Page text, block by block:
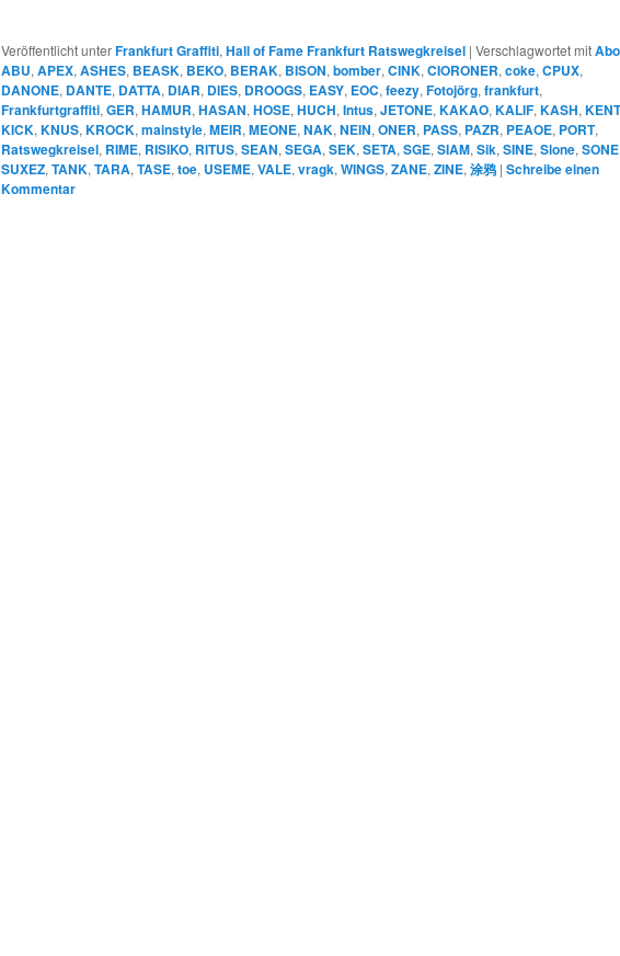
Veröffentlicht unterFrankfurt Graffiti, Hall of Fame Frankfurt Ratswegkreisel | Verschlagwortet mit
ABU, APEX, ASHES, BEASK, BEKO, BERAK, BISON, bomber, CINK, CIORONER, coke, CPUX,
DANONE, DANTE, DATTA, DIAR, DIES, DROOGS, EASY, EOC, feezy, Fotojörg, frankfurt,
Frankfurtgraffiti, GER, HAMUR, HASAN, HOSE, HUCH, Intus, JETONE, KAKAO, KALIF, KASH, KENT
KICK, KNUS, KROCK, mainstyle, MEIR, MEONE, NAK, NEIN, ONER, PASS, PAZR, PEAOE, PORT,
Ratswegkreisel, RIME, RISIKO, RITUS, SEAN, SEGA, SEK, SETA, SGE, SIAM, Sik, SINE, Slone, SONE
SUXEZ, TANK, TARA, TASE, toe, USEME, VALE, vragk, WINGS, ZANE, ZINE, 涂鸦 | Schreibe einen
Kommentar